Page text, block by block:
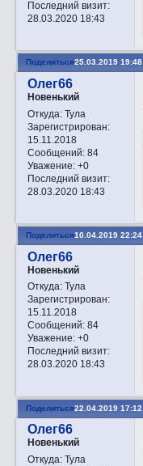
Последний визит:
28.03.2020 18:43
Поделиться25.03.2019 19:48
Олег66
Новенький
Откуда:Тула
Зарегистрирован:
15.11.2018
Сообщений:84
Уважение: +0
Последний визит:
28.03.2020 18:43
Поделиться10.04.2019 22:24
Олег66
Новенький
Откуда:Тула
Зарегистрирован:
15.11.2018
Сообщений:84
Уважение: +0
Последний визит:
28.03.2020 18:43
Поделиться22.04.2019 17:12
Олег66
Новенький
Откуда:Тула